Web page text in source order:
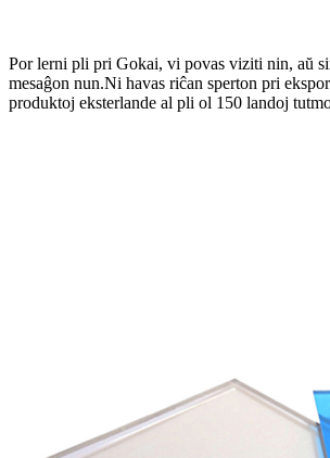
Por lerni pli pri Gokai, vi povas viziti nin, aŭ
mesaĝon nun.Ni havas riĉan sperton pri
produktoj eksterlande al pli ol 150 landoj